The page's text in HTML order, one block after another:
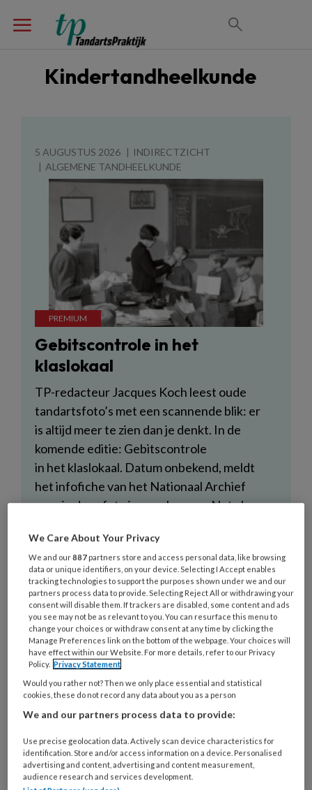
Kindertandheelkunde
5 AUGUSTUS 2026
INDIRECTZICHT
ALGEMENE TANDHEELKUNDE
Gebitscontrole in het
klaslokaal
TP-redacteur Jacques Koch leest oude
tandartsfoto’s met een scannende blik: er
is altijd meer te zien dan je denkt. In de
komende editie: Gebitscontrole
in het klaslokaal. Datum onbekend, meldt
het infofiche van het Nationaal Archief
waarin deze foto is opgeborgen. Net als
prent naast het schoolbord – het
kerkinterieur met hoge neogotische
bogen en het altaar op de achtergrond –
bevinden we ons in elk geval in katholieke
onderwijssferen.
Over
kindertandheelkunde
Verbetering occlusie en
We Care About Your Privacy
We and our887 partners store and access personal data, like browsing
data or unique identifiers, on your device. Selecting I Accept enables
tracking technologies to support the purposes shown under we and our
partners process data to provide. Selecting Reject All or withdrawing your
consent will disable them. If trackers are disabled, some content and ads
you see may not be as relevant to you. You can resurface this menu to
change your choices or withdraw consent at any time by clicking the
Manage Preferences link on the bottom of the webpage. Your choices will
have effect within our Website. For more details, refer to our Privacy
Policy. Privacy Statement
Would you rather not? Then we only place essential and statistical
cookies, these do not record any data about you as a person
We and our partners process data to provide:
Use precise geolocation data. Actively scan device characteristics for
identification. Store and/or access information on a device. Personalised
advertising and content, advertising and content measurement,
audience research and services development.